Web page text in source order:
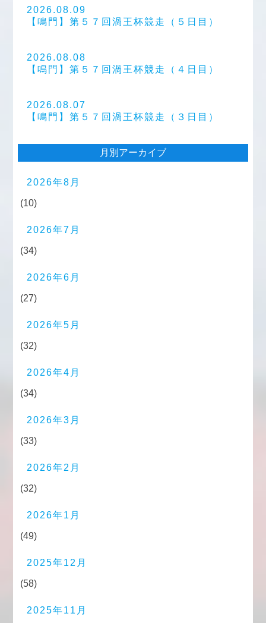
2026.08.09
【鳴門】第５７回渦王杯競走（５日目）
2026.08.08
【鳴門】第５７回渦王杯競走（４日目）
2026.08.07
【鳴門】第５７回渦王杯競走（３日目）
月別アーカイブ
2026年8月
(10)
2026年7月
(34)
2026年6月
(27)
2026年5月
(32)
2026年4月
(34)
2026年3月
(33)
2026年2月
(32)
2026年1月
(49)
2025年12月
(58)
2025年11月